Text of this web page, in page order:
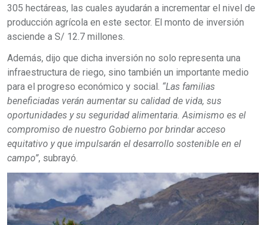
305 hectáreas, las cuales ayudarán a incrementar el nivel de
producción agrícola en este sector. El monto de inversión
asciende a S/ 12.7 millones.
Además, dijo que dicha inversión no solo representa una
infraestructura de riego, sino también un importante medio
para el progreso económico y social. “Las familias
beneficiadas verán aumentar su calidad de vida, sus
oportunidades y su seguridad alimentaria. Asimismo es el
compromiso de nuestro Gobierno por brindar acceso
equitativo y que impulsarán el desarrollo sostenible en el
campo”, subrayó.